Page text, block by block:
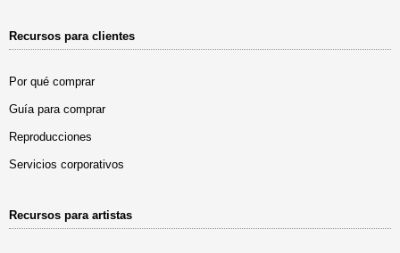
Recursos para clientes
Por qué comprar
Guía para comprar
Reproducciones
Servicios corporativos
Recursos para artistas